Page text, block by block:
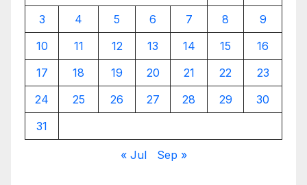
3
4 5 6 7 8
9
10
11 12 13 14 15
16
17
18 19 20 21 22
23
24
25 26 27 28 29
30
31
« Jul Sep »